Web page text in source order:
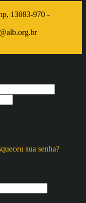
13083-970 -
sua senha?